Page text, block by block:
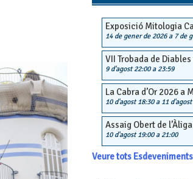
Exposició Mitologia
14 de gener de 2026a 7 de
VII Trobada de
9 d'agost 22:00a 23:59
La Cabra d’Or 2026 a
10 d'agost 18:30a 11
Assaig Obert de
10 d'agost 19:00a 21:00
Veure tots Esdeveniments